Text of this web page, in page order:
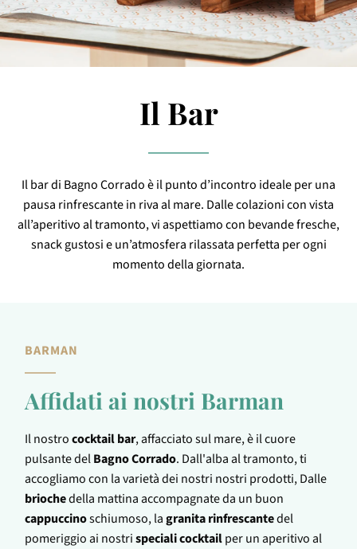
Il Bar
Il bar di Bagno Corrado è il punto d’incontro ideale per una
pausa rinfrescante in riva al mare. Dalle colazioni con vista
all’aperitivo al tramonto, vi aspettiamo con bevande fresche,
snack gustosi e un’atmosfera rilassata perfetta per ogni
momento della giornata.
BARMAN
Affidati ai nostri Barman
Il nostrococktail bar, affacciato sul mare, è il cuore
pulsante delBagno Corrado. Dall'alba al tramonto, ti
accogliamo con la varietà dei nostri nostri prodotti, Dalle
briochedella mattina accompagnate da un buon
cappuccinoschiumoso, lagranita rinfrescantedel
pomeriggio ai nostrispeciali cocktailper un aperitivo al